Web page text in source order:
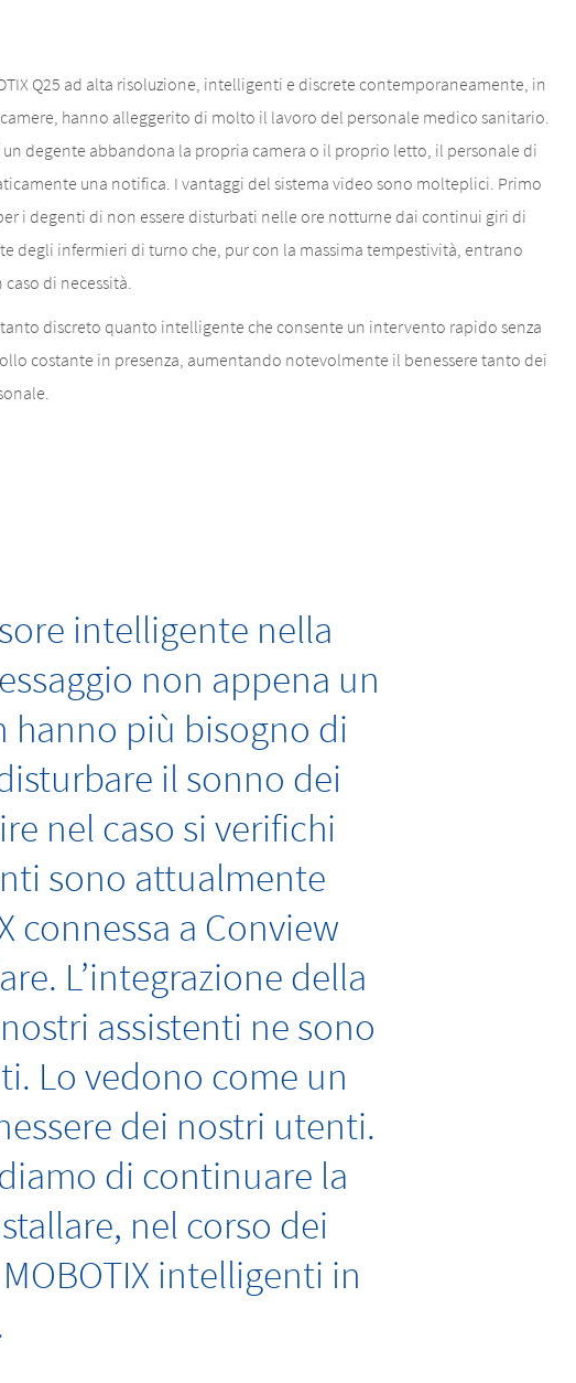
Q25 ad alta risoluzione, intelligenti e discrete contemporaneamente, in
hanno alleggerito di molto il lavoro del personale medico sanitario.
degente abbandona la propria camera o il proprio letto, il personale di
una notifica. I vantaggi del sistema video sono molteplici. Primo
i degenti di non essere disturbati nelle ore notturne dai continui giri di
degli infermieri di turno che, pur con la massima tempestività, entrano
di necessità.
discreto quanto intelligente che consente un intervento rapido senza
costante in presenza, aumentando notevolmente il benessere tanto dei
intelligente nella
non appena un
hanno più bisogno di
il sonno dei
nel caso si verifichi
sono attualmente
connessa a Conview
L’integrazione della
assistenti ne sono
Lo vedono come un
dei nostri utenti.
di continuare la
nel corso dei
intelligenti in